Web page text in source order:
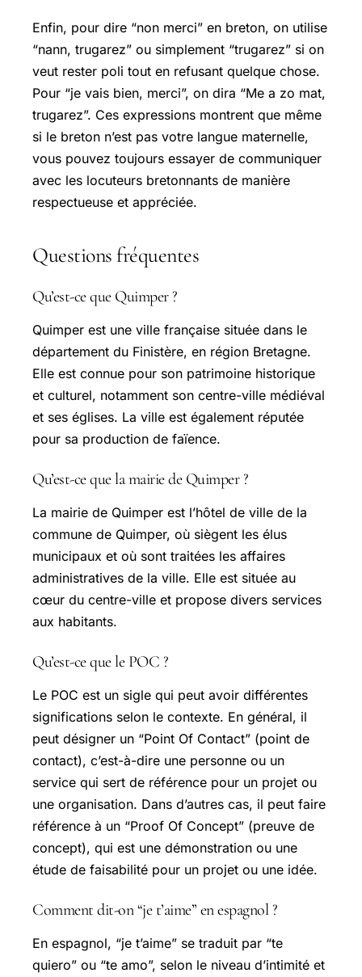
Enfin, pour dire “non merci” en breton, on utilise
“nann, trugarez” ou simplement “trugarez” si on
veut rester poli tout en refusant quelque chose.
Pour “je vais bien, merci”, on dira “Me a zo mat,
trugarez”. Ces expressions montrent que même
si le breton n’est pas votre langue maternelle,
vous pouvez toujours essayer de communiquer
avec les locuteurs bretonnants de manière
respectueuse et appréciée.
Questions fréquentes
Qu’est-ce que Quimper ?
Quimper est une ville française située dans le
département du Finistère, en région Bretagne.
Elle est connue pour son patrimoine historique
et culturel, notamment son centre-ville médiéval
et ses églises. La ville est également réputée
pour sa production de faïence.
Qu’est-ce que la mairie de Quimper ?
La mairie de Quimper est l’hôtel de ville de la
commune de Quimper, où siègent les élus
municipaux et où sont traitées les affaires
administratives de la ville. Elle est située au
cœur du centre-ville et propose divers services
aux habitants.
Qu’est-ce que le POC ?
Le POC est un sigle qui peut avoir différentes
significations selon le contexte. En général, il
peut désigner un “Point Of Contact” (point de
contact), c’est-à-dire une personne ou un
service qui sert de référence pour un projet ou
une organisation. Dans d’autres cas, il peut faire
référence à un “Proof Of Concept” (preuve de
concept), qui est une démonstration ou une
étude de faisabilité pour un projet ou une idée.
Comment dit-on “je t’aime” en espagnol ?
En espagnol, “je t’aime” se traduit par “te
quiero” ou “te amo”, selon le niveau d’intimité et